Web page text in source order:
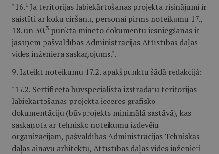
"16. 1 Ja teritorijas labiekārtošanas projekta risinājumi ir
saistīti ar koku ciršanu, personai pirms noteikumu 17.,
18. un 30.3 punktā minēto dokumentu iesniegšanas ir
jāsaņem pašvaldības Administrācijas Attīstības daļas
vides inženiera saskaņojums.".
9. Izteikt noteikumu 17.2. apakšpunktu šādā redakcijā:
"17.2. Sertificēta būvspeciālista izstrādātu teritorijas
labiekārtošanas projekta ieceres grafisko
dokumentāciju (būvprojekts minimālā sastāvā), kas
saskaņota ar tehnisko noteikumu izdevēju
organizācijām, pašvaldības Administrācijas Tehniskās
daļas ainavu arhitektu, Attīstības daļas vides inženieri